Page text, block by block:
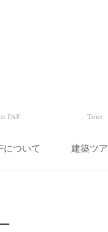
FAF Tour
について 建築ツ